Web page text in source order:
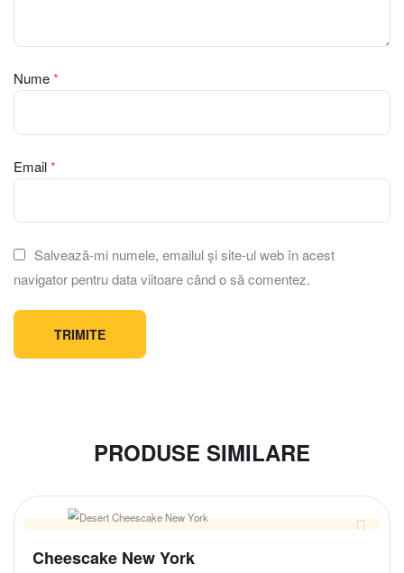
Nume*
Email*
Salvează-mi numele, emailul și site-ul web în acest
navigator pentru data viitoare când o să comentez.
PRODUSE SIMILARE
Cheescake New York